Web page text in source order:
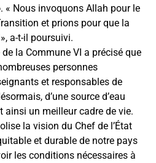
« Nous invoquons Allah pour le
et prions pour que la
a-t-il poursuivi.
la Commune VI a précisé que
personnes
et responsables de
d’une source d’eau
un meilleur cadre de vie.
la vision du Chef de l’État
et durable de notre pays
les conditions nécessaires à